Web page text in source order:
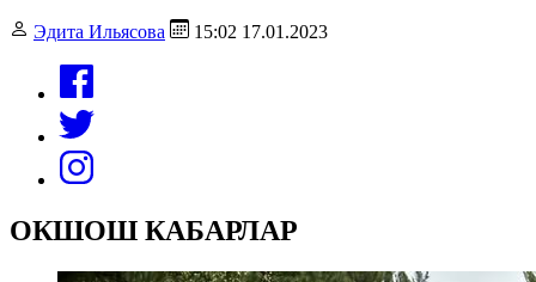
Эдита Ильясова 15:02 17.01.2023
ОКШОШ КАБАРЛАР